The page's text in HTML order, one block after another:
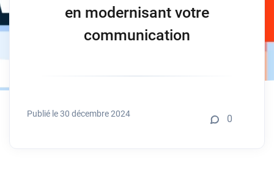
en modernisant votre
communication
Publié le 30 décembre 2024 0